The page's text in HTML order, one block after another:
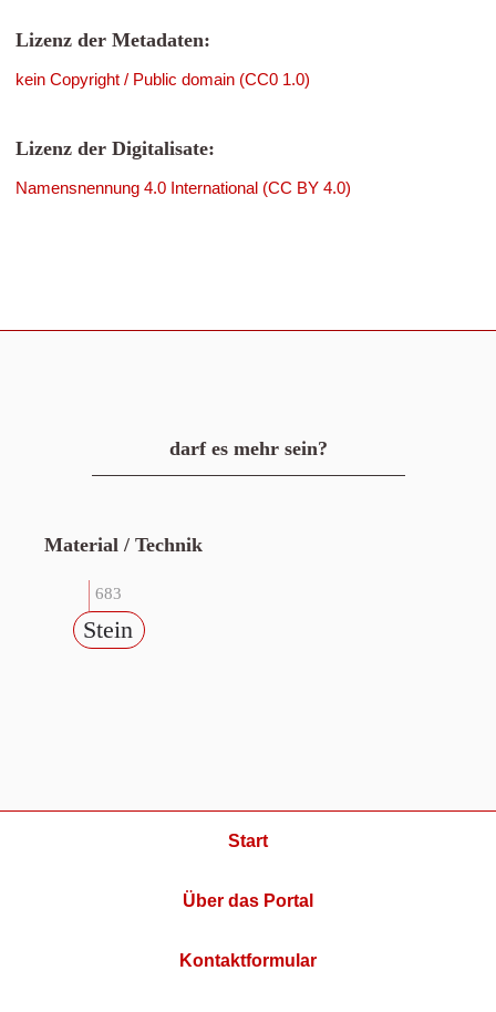
Lizenz der Metadaten:
kein Copyright / Public domain (CC0 1.0)
Lizenz der Digitalisate:
Namensnennung 4.0 International (CC BY 4.0)
darf es mehr sein?
Material / Technik
683
Stein
Start
Über das Portal
Kontaktformular